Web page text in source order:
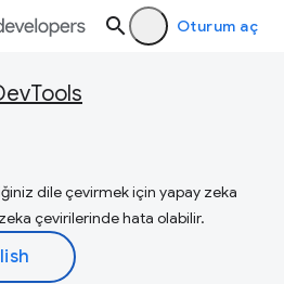
Oturum aç
dile çevirmek için yapay zeka
çevirilerinde hata olabilir.